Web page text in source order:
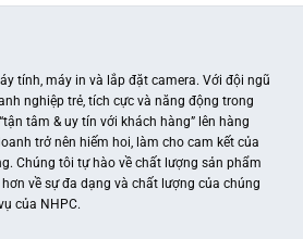
tính, máy in và lắp đặt camera. Với đội ngũ
nghiệp trẻ, tích cực và năng động trong
tâm & uy tín với khách hàng” lên hàng
trở nên hiếm hoi, làm cho cam kết của
Chúng tôi tự hào về chất lượng sản phẩm
về sự đa dạng và chất lượng của chúng
của NHPC.